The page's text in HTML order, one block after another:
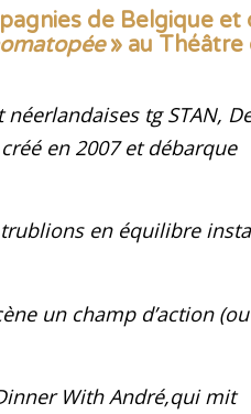
de Belgique et
» au Théâtre
tg STAN,
en 2007 et débarque
en équilibre
un champ d’action
With André,qui mit